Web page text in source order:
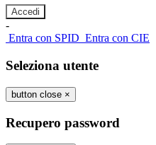
-
Entra con SPID Entra con CIE
Seleziona utente
button close ×
Recupero password